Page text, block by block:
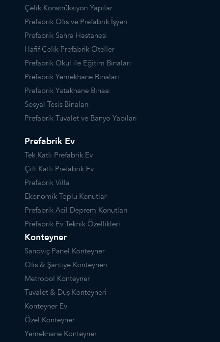
Çelik Konstrüksiyon Yapılar
Prefabrik Ofis ve Prefabrik İşyeri
Prefabrik Sahra Hastanesi
Hafif Çelik Prefabrik Oteller
Prefabrik Okul ile Eğitim Binaları
Prefabrik Yemekhane Binaları
Prefabrik Yatakhane Binası
Sosyal Tesis Binaları
Prefabrik Tuvalet ve Banyo Yapıları
Prefabrik Ev
Tek Katlı Prefabrik Ev
Çift Katlı Prefabrik Ev
Prefabrik Villa
Ekonomik Toplu Konutlar
Prefabrik Acil Deprem Konutları
Prefabrik Ev Teknik Özellikleri
Konteyner
Sandviç Panel Konteyner
Ofis & Şantiye Konteyneri
Metropol Konteyner
Tuvalet & Duş Konteyneri
Konteyner Ev
Özel Konteyner
Yemekhane Konteyner